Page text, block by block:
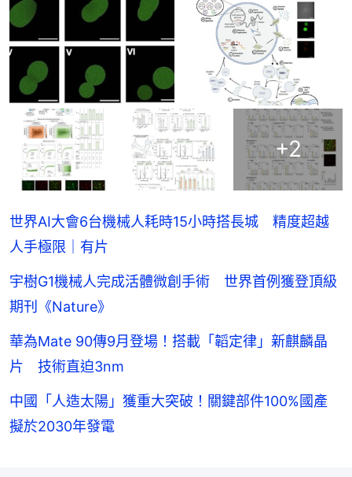
+2
世界AI大會6台機械人耗時15小時搭長城 精度超越
人手極限｜有片
宇樹G1機械人完成活體微創手術 世界首例獲登頂級
期刊《Nature》
華為Mate 90傳9月登場！搭載「韜定律」新麒麟晶
片 技術直迫3nm
中國「人造太陽」獲重大突破！關鍵部件100%國產
擬於2030年發電